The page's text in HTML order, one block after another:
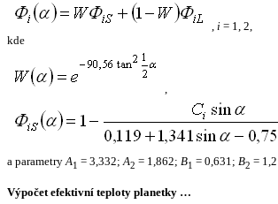
, i = 1, 2,
kde
,
a parametryA1 = 3,332;A2 = 1,862; B1 = 0,631; B2 =
Výpočet efektivní teploty planetky …